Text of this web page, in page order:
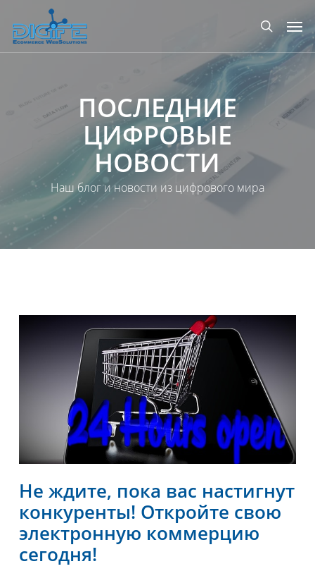
основному
поиск
ПОСЛЕДНИЕ
ЦИФРОВЫЕ
НОВОСТИ
Наш блог и новости из цифрового мира
Не ждите, пока вас настигнут
конкуренты! Откройте свою
электронную коммерцию
сегодня!